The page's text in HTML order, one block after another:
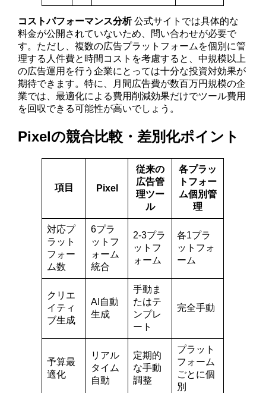
コストパフォーマンス分析公式サイトでは具体的な
料金が公開されていないため、問い合わせが必要で
す。ただし、複数の広告プラットフォームを個別に管
理する人件費と時間コストを考慮すると、中規模以上
の広告運用を行う企業にとっては十分な投資対効果が
期待できます。特に、月間広告費が数百万円規模の企
業では、最適化による費用削減効果だけでツール費用
を回収できる可能性が高いでしょう。
Pixelの競合比較・差別化ポイント
項目 Pixel
従来の
広告管
理ツー
ル
各プラッ
トフォー
ム個別管
理
対応プ
ラット
フォー
ム数
6プラ
ットフ
ォーム
統合
2-3プラ
ットフ
ォーム
各1プラ
ットフォ
ーム
クリエ
イティ
ブ生成
AI自動
生成
手動ま
たはテ
ンプレ
ート
完全手動
予算最
適化
リアル
タイム
自動
定期的
な手動
調整
プラット
フォーム
ごとに個
別